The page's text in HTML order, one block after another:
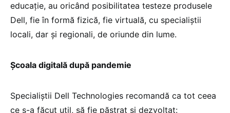
educație, au oricând posibilitatea testeze produsele
Dell, fie în formă fizică, fie virtuală, cu specialiștii
locali, dar și regionali, de oriunde din lume.
Școala digitală după pandemie
Specialiștii Dell Technologies recomandă ca tot ceea
ce s-a făcut util, să fie păstrat și dezvoltat: